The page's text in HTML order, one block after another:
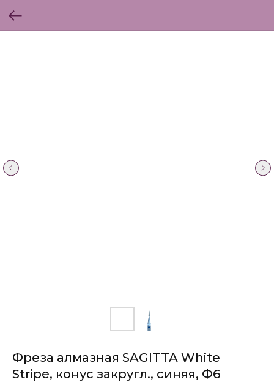
Фреза алмазная SAGITTA White
Stripe, конус закругл., синяя, Ф6